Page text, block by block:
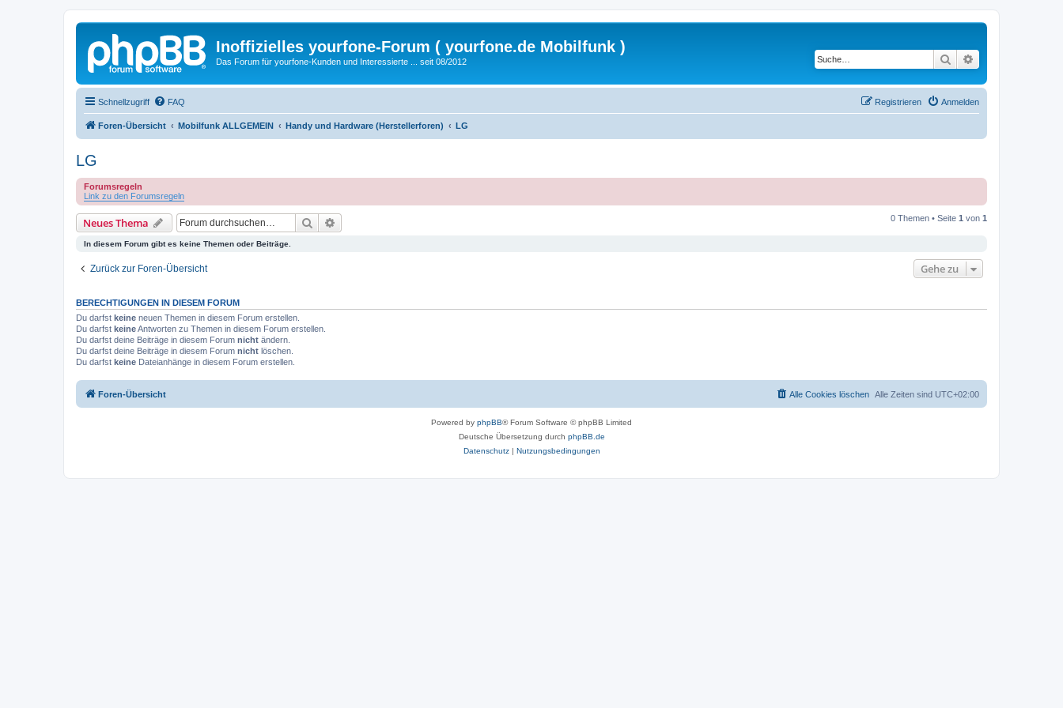
Inoffizielles yourfone-Forum ( yourfone.de Mobilfunk )
Das Forum für yourfone-Kunden und Interessierte ... seit 08/2012 Suche
Schnellzugriff FAQ Anmelden
Registrieren
Foren-Übersicht Mobilfunk ALLGEMEIN Handy und Hardware (Herstellerforen) LG
LG
Forumsregeln
Link zu den Forumsregeln
Neues Thema Suche 0 Themen • Seite 1 von 1
In diesem Forum gibt es keine Themen oder Beiträge.
Zurück zur Foren-Übersicht Gehe zu
BERECHTIGUNGEN IN DIESEM FORUM
Du darfst keine neuen Themen in diesem Forum erstellen.
Du darfst keineAntworten zu Themen in diesem Forum erstellen.
Du darfst deine Beiträge in diesem Forum nicht ändern.
Du darfst deine Beiträge in diesem Forum nicht löschen.
Du darfst keine Dateianhänge in diesem Forum erstellen.
Foren-Übersicht Alle Zeiten sind UTC+02:00
Alle Cookies löschen
Powered by phpBB® Forum Software © phpBB Limited
Deutsche Übersetzung durch phpBB.de
Datenschutz| Nutzungsbedingungen